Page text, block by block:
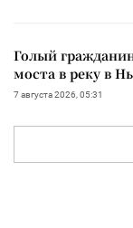
Голый
моста в реку в
7 августа 2026, 05:31